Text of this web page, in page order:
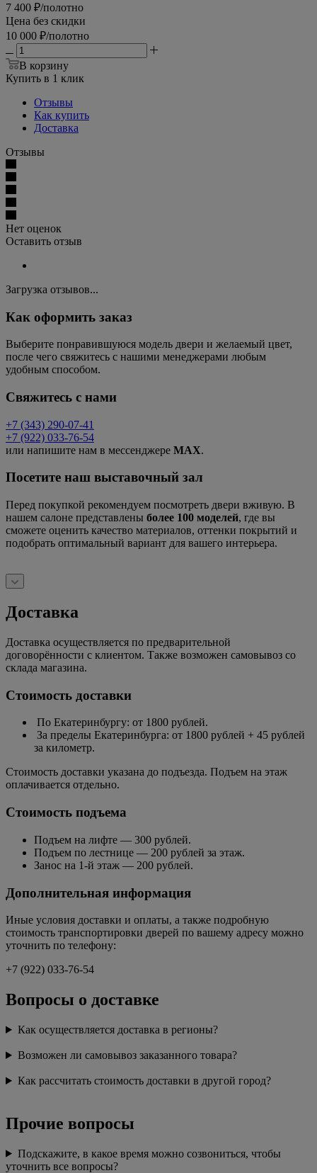
7 400 ₽/полотно
Цена без скидки
10 000 ₽/полотно
В корзину
Купить в 1 клик
Отзывы
Как купить
Доставка
Отзывы
Нет оценок
Оставить отзыв
Загрузка отзывов...
Как оформить заказ
Выберите понравившуюся модель двери и желаемый цвет,
после чего свяжитесь с нашими менеджерами любым
удобным способом.
Свяжитесь с нами
+7 (343) 290-07-41
+7 (922) 033-76-54
или напишите нам в мессенджере MAX.
Посетите наш выставочный зал
Перед покупкой рекомендуем посмотреть двери вживую. В
нашем салоне представлены более 100 моделей, где вы
сможете оценить качество материалов, оттенки покрытий и
подобрать оптимальный вариант для вашего интерьера.
Доставка
Доставка осуществляется по предварительной
договорённости с клиентом. Также возможен самовывоз со
склада магазина.
Стоимость доставки
По Екатеринбургу: от 1800 рублей.
За пределы Екатеринбурга: от 1800 рублей + 45 рублей
за километр.
Стоимость доставки указана до подъезда. Подъем на этаж
оплачивается отдельно.
Стоимость подъема
Подъем на лифте — 300 рублей.
Подъем по лестнице — 200 рублей за этаж.
Занос на 1-й этаж — 200 рублей.
Дополнительная информация
Иные условия доставки и оплаты, а также подробную
стоимость транспортировки дверей по вашему адресу можно
уточнить по телефону:
+7 (922) 033-76-54
Вопросы о доставке
Как осуществляется доставка в регионы?
Возможен ли самовывоз заказанного товара?
Как рассчитать стоимость доставки в другой город?
Прочие вопросы
Подскажите, в какое время можно созвониться, чтобы
уточнить все вопросы?